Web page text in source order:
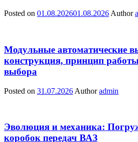
Posted on 01.08.202601.08.2026 Author
Модульные автоматические
конструкция, принцип
выбора
Posted on 31.07.2026 Author admin
Эволюция и механика:
коробок передач ВАЗ